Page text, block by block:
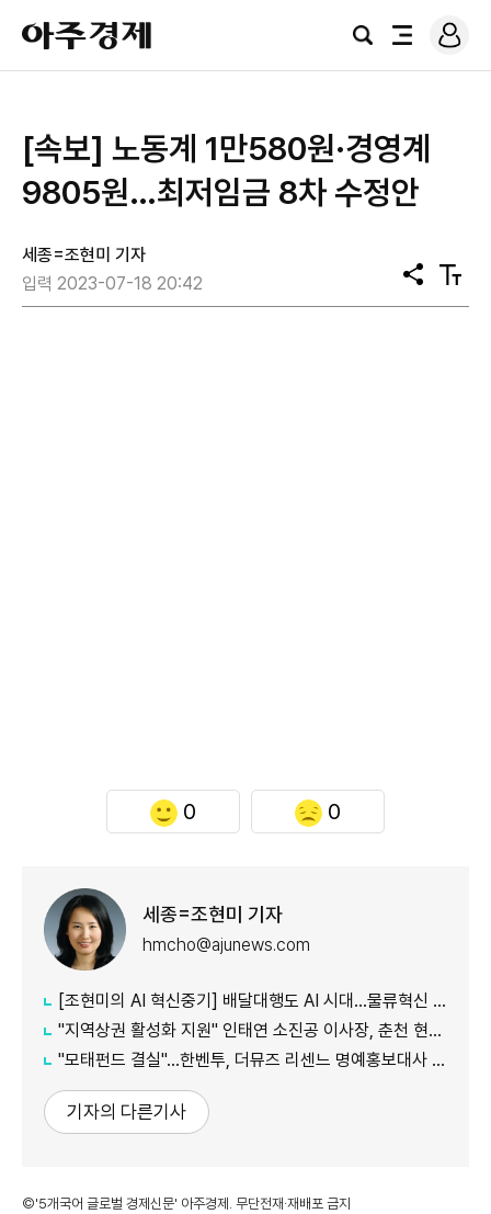
아
주
경
검
전
로
그
[속보] 노동계 1만580원·경영계
9805원…최저임금 8차 수정안
세종=조현미 기자
입력 2023-07-18 20:42
공
유
텍
스
0 0
세종=조현미 기자
hmcho@ajunews.com
[조현미의 AI 혁신중기] 배달대행도 AI 시대…물류혁신 선도하는 부릉
"지역상권 활성화 지원" 인태연 소진공 이사장, 춘천 현장방문
"모태펀드 결실"…한벤투, 더뮤즈 리센느 명예홍보대사 임명
기자의 다른기사
©'5개국어 글로벌 경제신문' 아주경제. 무단전재·재배포 금지